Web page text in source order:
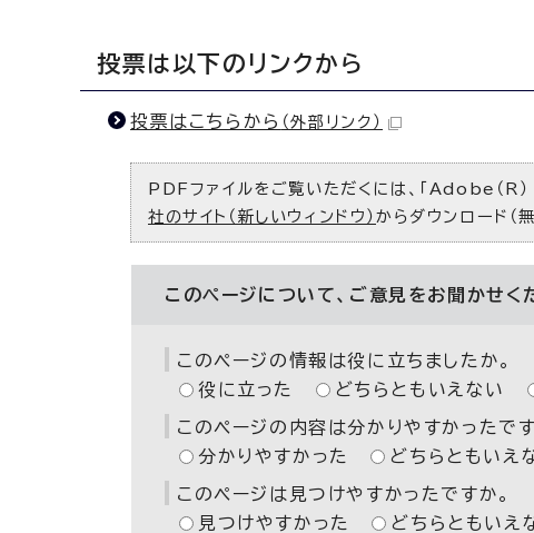
投票は以下のリンクから
投票はこちらから （外部リンク）
PDFファイルをご覧いただくには、「Adobe（R
社のサイト（新しいウィンドウ） からダウンロード（
このページについて、ご意見をお聞かせく
このページの情報は役に立ちましたか。
役に立った
どちらともいえない
このページの内容は分かりやすかったです
分かりやすかった
どちらともいえ
このページは見つけやすかったですか。
見つけやすかった
どちらともいえ